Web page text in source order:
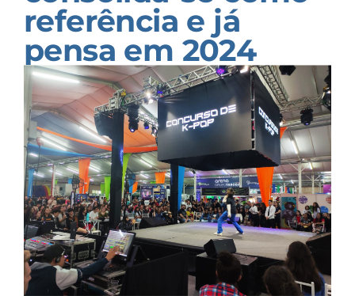
referência e já
pensa em 2024